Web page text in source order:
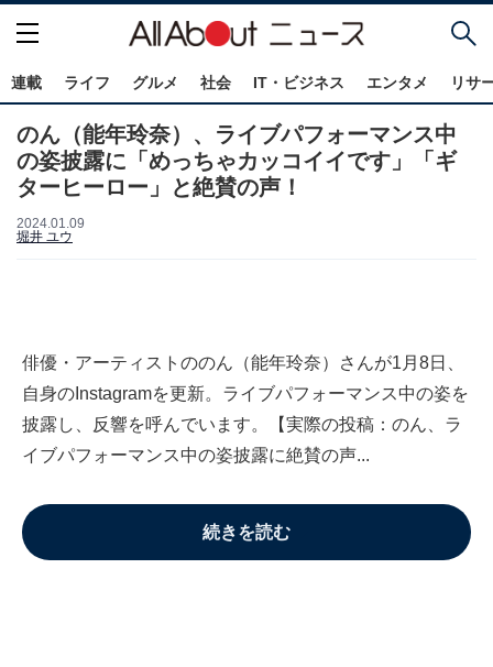
連載 ライフ グルメ 社会 IT・ビジネス エンタメ リサ
のん（能年玲奈）、ライブパフォーマンス中
の姿披露に「めっちゃカッコイイです」「ギ
ターヒーロー」と絶賛の声！
2024.01.09
堀井 ユウ
俳優・アーティストののん（能年玲奈）さんが1月8日、
自身のInstagramを更新。ライブパフォーマンス中の姿を
披露し、反響を呼んでいます。【実際の投稿：のん、ラ
イブパフォーマンス中の姿披露に絶賛の声...
続きを読む